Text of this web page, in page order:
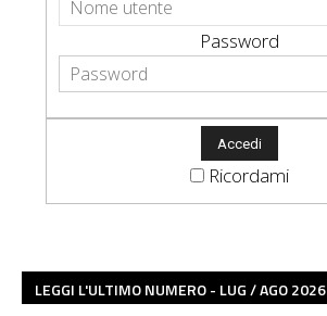
Password
Ricordami
LEGGI L'ULTIMO NUMERO - LUG / AGO 2026